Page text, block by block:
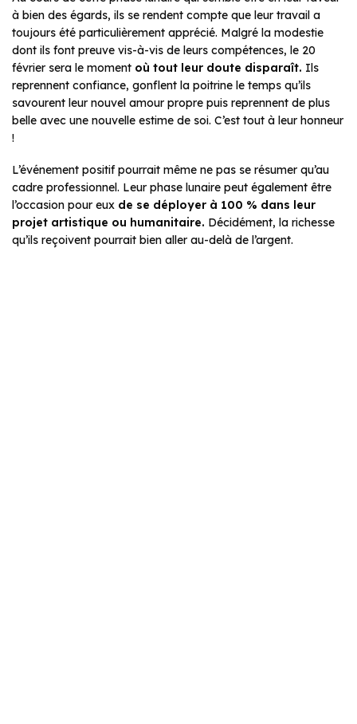
à bien des égards, ils se rendent compte que leur travail a
toujours été particulièrement apprécié. Malgré la modestie
dont ils font preuve vis-à-vis de leurs compétences, le 20
février sera le moment où tout leur doute disparaît. Ils
reprennent confiance, gonflent la poitrine le temps qu’ils
savourent leur nouvel amour propre puis reprennent de plus
belle avec une nouvelle estime de soi. C’est tout à leur honneur
!
L’événement positif pourrait même ne pas se résumer qu’au
cadre professionnel. Leur phase lunaire peut également être
l’occasion pour eux de se déployer à 100 % dans leur
projet artistique ou humanitaire. Décidément, la richesse
qu’ils reçoivent pourrait bien aller au-delà de l’argent.